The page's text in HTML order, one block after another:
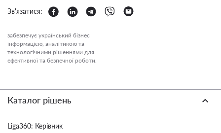
Зв'язатися:
забезпечує український бізнес
інформацією, аналітикою та
технологічними рішеннями для
ефективної та безпечної роботи.
Каталог рішень
Liga360: Керівник